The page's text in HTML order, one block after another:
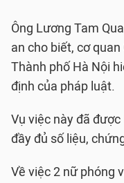
Ông Lương Tam
an cho biết, cơ
Thành phố Hà Nội
định của pháp luật.
Vụ việc này đã
đầy đủ số liệu,
Về việc 2 nữ phóng